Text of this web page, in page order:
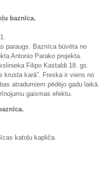
baznīca.
paraugs. Baznīca būvēta no
Antonio Parako projekta.
Filipo Kastaldi 18. gs.
krusta karā”. Freska ir viens no
atradumiem pēdējo gadu laikā.
gaismas efektu.
katoļu kapliča.